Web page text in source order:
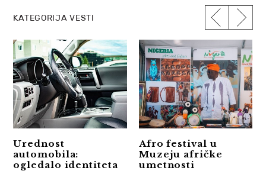
KATEGORIJA VESTI
Urednost
automobila:
ogledalo identiteta
Afro festival u
Muzeju afričke
umetnosti